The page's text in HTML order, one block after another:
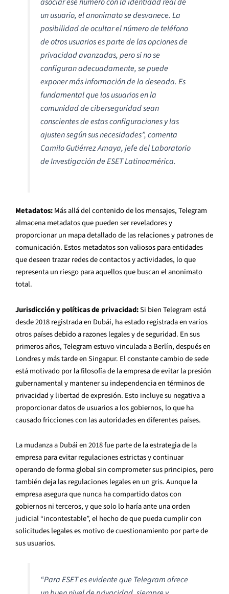
un usuario, el anonimato se desvanece. La
posibilidad de ocultar el número de teléfono
de otros usuarios es parte de las opciones de
privacidad avanzadas, pero si no se
configuran adecuadamente, se puede
exponer más información de la deseada. Es
fundamental que los usuarios en la
comunidad de ciberseguridad sean
conscientes de estas configuraciones y las
ajusten según sus necesidades”,comenta
Camilo Gutiérrez Amaya, jefe del Laboratorio
de Investigación de ESET Latinoamérica.
Metadatos:Más allá del contenido de los mensajes, Telegram
almacena metadatos que pueden ser reveladores y
proporcionar un mapa detallado de las relaciones y patrones de
comunicación. Estos metadatos son valiosos para entidades
que deseen trazar redes de contactos y actividades, lo que
representa un riesgo para aquellos que buscan el anonimato
total.
Jurisdicción y políticas de privacidad:Si bien Telegram está
desde 2018 registrada en Dubái, ha estado registrada en varios
otros países debido a razones legales y de seguridad. En sus
primeros años, Telegram estuvo vinculada a Berlín, después en
Londres y más tarde en Singapur. El constante cambio de sede
está motivado por la filosofía de la empresa de evitar la presión
gubernamental y mantener su independencia en términos de
privacidad y libertad de expresión. Esto incluye su negativa a
proporcionar datos de usuarios a los gobiernos, lo que ha
causado fricciones con las autoridades en diferentes países.
La mudanza a Dubái en 2018 fue parte de la estrategia de la
empresa para evitar regulaciones estrictas y continuar
operando de forma global sin comprometer sus principios, pero
también deja las regulaciones legales en un gris. Aunque la
empresa asegura que nunca ha compartido datos con
gobiernos ni terceros, y que solo lo haría ante una orden
judicial “incontestable”, el hecho de que pueda cumplir con
solicitudes legales es motivo de cuestionamiento por parte de
sus usuarios.
“Para ESET es evidente que Telegram ofrece